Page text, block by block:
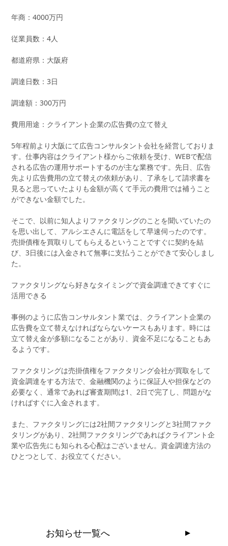
年商：4000万円
従業員数：4人
都道府県：大阪府
調達日数：3日
調達額：300万円
費用用途：クライアント企業の広告費の立て替え
5年程前より大阪にて広告コンサルタント会社を経営しておりま
す。仕事内容はクライアント様からご依頼を受け、WEBで配信
される広告の運用サポートするのが主な業務です。先日、広告
先より広告費用の立て替えの依頼があり、了承をして請求書を
見ると思っていたよりも金額が高くて手元の費用では補うこと
ができない金額でした。
そこで、以前に知人よりファクタリングのことを聞いていたの
を思い出して、アルシエさんに電話をして早速伺ったのです。
売掛債権を買取りしてもらえるということですぐに契約を結
び、3日後には入金されて無事に支払うことができて安心しまし
た。
ファクタリングなら好きなタイミングで資金調達できてすぐに
活用できる
事例のように広告コンサルタント業では、クライアント企業の
広告費を立て替えなければならないケースもあります。時には
立て替え金が多額になることがあり、資金不足になることもあ
るようです。
ファクタリングは売掛債権をファクタリング会社が買取をして
資金調達をする方法で、金融機関のように保証人や担保などの
必要なく、通常であれば審査期間は1、2日で完了し、問題がな
ければすぐに入金されます。
また、ファクタリングには2社間ファクタリングと3社間ファク
タリングがあり、2社間ファクタリングであればクライアント企
業や広告先にも知られる心配はございません。資金調達方法の
ひとつとして、お役立てください。
お知 らせ一覧へ